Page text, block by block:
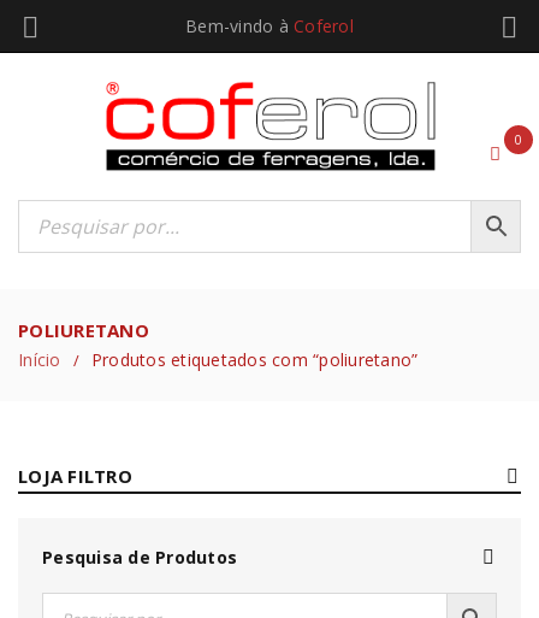
Bem-vindo à Coferol
0
POLIURETANO
Início / Produtos etiquetados com “poliuretano”
LOJA FILTRO
Pesquisa de Produtos